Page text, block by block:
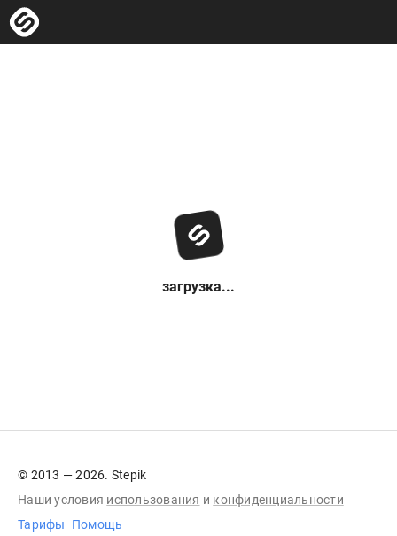
загрузка...
© 2013 — 2026. Stepik
Наши условия использования и конфиденциальности
Тарифы
Помощь